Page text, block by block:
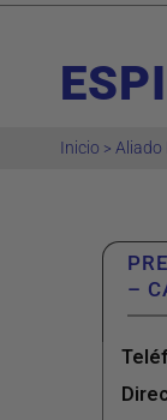
Inicio > Aliado
–